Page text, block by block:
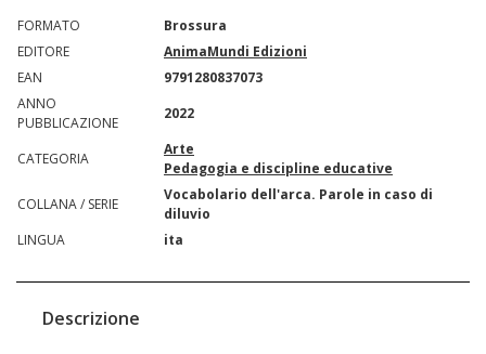
FORMATO
Brossura
EDITORE
AnimaMundi Edizioni
EAN
9791280837073
ANNO
PUBBLICAZIONE
2022
CATEGORIA
Arte
Pedagogia e discipline educative
COLLANA / SERIE
Vocabolario dell'arca. Parole in caso di
diluvio
LINGUA
ita
Descrizione